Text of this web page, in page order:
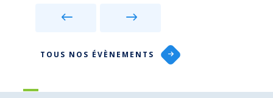
TOUS NOS ÉVÈNEMENTS